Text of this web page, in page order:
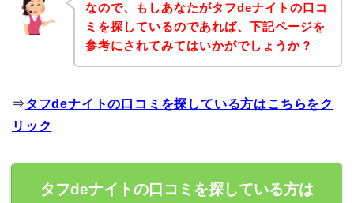
なので、もしあなたがタフdeナイトの口コ
ミを探しているのであれば、下記ページを
参考にされてみてはいかがでしょうか？
⇒タフdeナイトの口コミを探している方はこちらをク
リック
タフdeナイトの口コミを探している方は